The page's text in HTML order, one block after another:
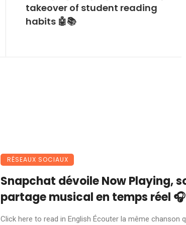
takeover of student reading
habits 🤖📚
RÉSEAUX SOCIAUX
Snapchat dévoile Now Playing,
partage musical en temps réel
Click here to read in English Écouter la même chanson